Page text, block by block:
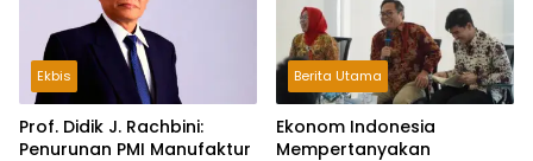
Ekbis
Prof. Didik J. Rachbini:
Penurunan PMI Manufaktur
Berita Utama
Ekonom Indonesia
Mempertanyakan